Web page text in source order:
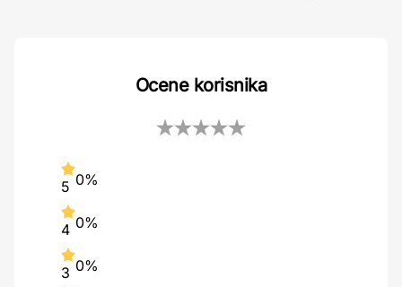
Ocene korisnika
5 0%
4 0%
3 0%